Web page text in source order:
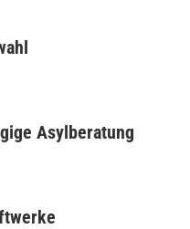
Asylberatung